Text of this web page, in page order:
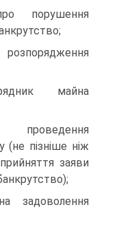
порушення
майна
проведення
(не пізніше ніж
заяви
задоволення